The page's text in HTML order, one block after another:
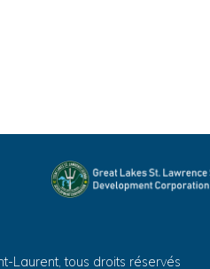
Laurent, tous droits réservés